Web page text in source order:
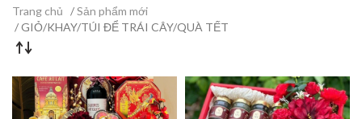
Trang chủ /Sản phẩm mới
/ GIỎ/KHAY/TÚI ĐỂ TRÁI CÂY/QUÀ TẾT